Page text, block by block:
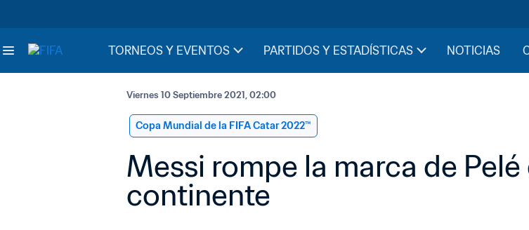
TORNEOS Y EVENTOS PARTIDOS Y ESTADÍSTICAS NOTICIAS
Viernes 10 Septiembre 2021, 02:00
Copa Mundial de la FIFA Catar 2022™
Messi rompe la marca de
continente